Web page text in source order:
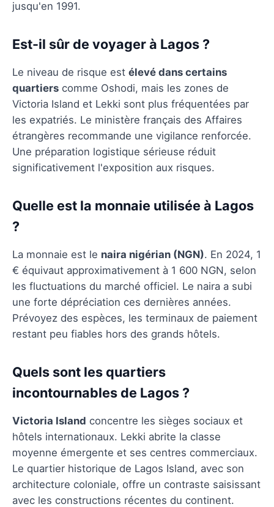
jusqu'en 1991.
Est-il sûr de voyager à Lagos ?
Le niveau de risque est élevé dans certains
quartiers comme Oshodi, mais les zones de
Victoria Island et Lekki sont plus fréquentées par
les expatriés. Le ministère français des Affaires
étrangères recommande une vigilance renforcée.
Une préparation logistique sérieuse réduit
significativement l'exposition aux risques.
Quelle est la monnaie utilisée à Lagos
?
La monnaie est le naira nigérian (NGN). En 2024, 1
€ équivaut approximativement à 1 600 NGN, selon
les fluctuations du marché officiel. Le naira a subi
une forte dépréciation ces dernières années.
Prévoyez des espèces, les terminaux de paiement
restant peu fiables hors des grands hôtels.
Quels sont les quartiers
incontournables de Lagos ?
Victoria Island concentre les sièges sociaux et
hôtels internationaux. Lekki abrite la classe
moyenne émergente et ses centres commerciaux.
Le quartier historique de Lagos Island, avec son
architecture coloniale, offre un contraste saisissant
avec les constructions récentes du continent.